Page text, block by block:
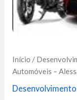
Início /
Automóveis –